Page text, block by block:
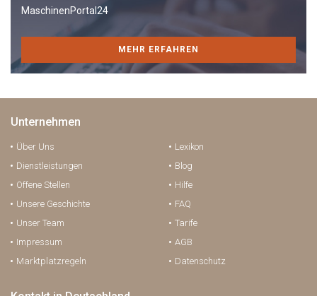
MaschinenPortal24
MEHR ERFAHREN
Unternehmen
Über Uns
Dienstleistungen
Offene Stellen
Unsere Geschichte
Unser Team
Impressum
Marktplatzregeln
Lexikon
Blog
Hilfe
FAQ
Tarife
AGB
Datenschutz